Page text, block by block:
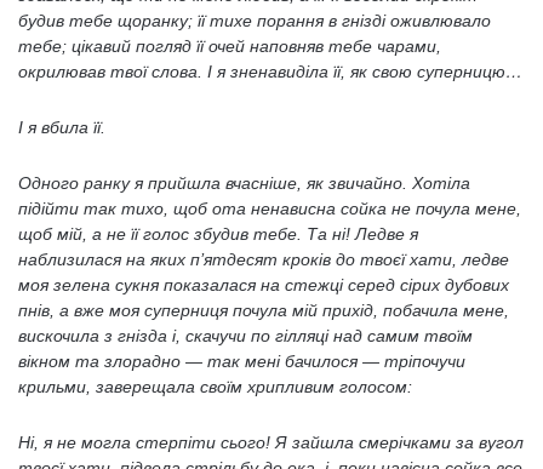
будив тебе щоранку; її тихе порання в гнізді оживлювало
тебе; цікавий погляд її очей наповняв тебе чарами,
окрилював твої слова. І я зненавиділа її, як свою суперницю…
І я вбила її.
Одного ранку я прийшла вчасніше, як звичайно. Хотіла
підійти так тихо, щоб ота ненависна сойка не почула мене,
щоб мій, а не її голос збудив тебе. Та ні! Ледве я
наблизилася на яких п’ятдесят кроків до твоєї хати, ледве
моя зелена сукня показалася на стежці серед сірих дубових
пнів, а вже моя суперниця почула мій прихід, побачила мене,
вискочила з гнізда і, скачучи по гілляці над самим твоїм
вікном та злорадно — так мені бачилося — тріпочучи
крильми, заверещала своїм хрипливим голосом:
Ні, я не могла стерпіти сього! Я зайшла смерічками за вугол